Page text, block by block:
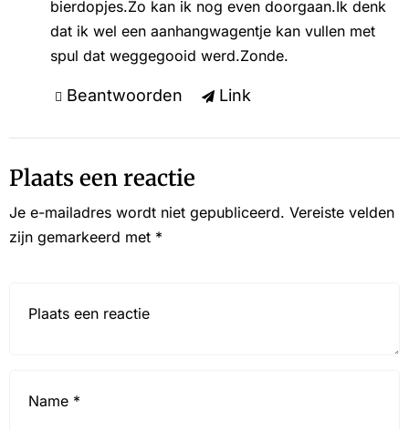
bierdopjes.Zo kan ik nog even doorgaan.Ik denk
dat ik wel een aanhangwagentje kan vullen met
spul dat weggegooid werd.Zonde.
Beantwoorden Link
Plaats een reactie
Je e-mailadres wordt niet gepubliceerd. Vereiste velden
zijn gemarkeerd met *